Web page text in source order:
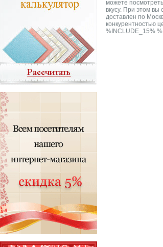
можете
вкусу. При этом вы
доставлен по
конкурентностью
%INCLUDE_15%